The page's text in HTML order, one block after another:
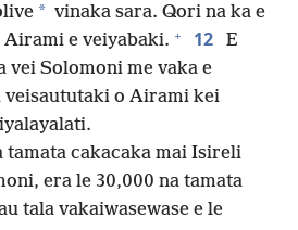
* vinaka sara. Qori na ka e
e veiyabaki. + 12
E
vei Solomoni me vaka e
veisaututaki o Airami kei
tamata cakacaka mai Isireli
era le 30,000 na tamata
tala vakaiwasewase e le